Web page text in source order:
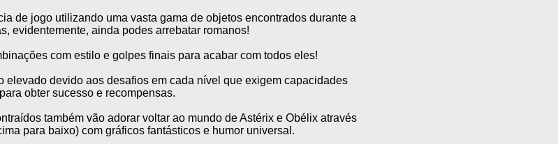
de jogo utilizando uma vasta gama de objetos encontrados durante a
evidentemente, ainda podes arrebatar romanos!
com estilo e golpes finais para acabar com todos eles!
elevado devido aos desafios em cada nível que exigem capacidades
para obter sucesso e recompensas.
também vão adorar voltar ao mundo de Astérix e Obélix através
para baixo) com gráficos fantásticos e humor universal.